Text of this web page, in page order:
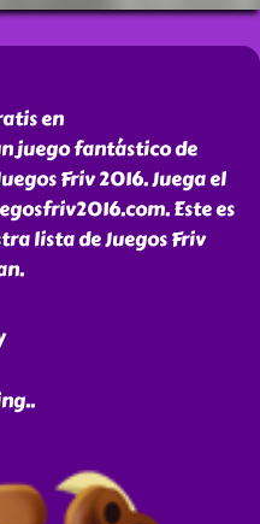
en
juego fantástico de
Friv 2016. Juega el
Este es
lista de Juegos Friv
..